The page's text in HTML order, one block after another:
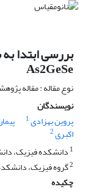
بررسی ابتدا
As2GeSe
نوع مقاله : مقاله
نویسندگان
پروین بهزادی1
اکبری2
1 دانشکده فیزیک،
2گروه فیزیک،
چکیده